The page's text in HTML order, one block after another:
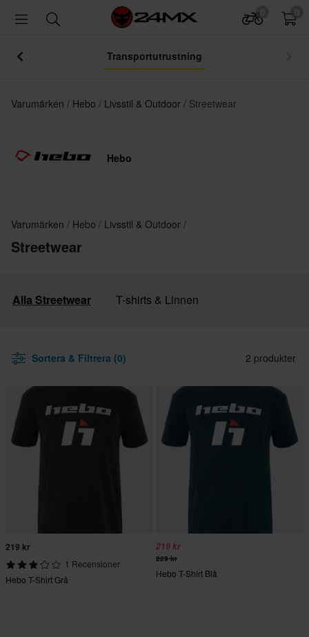
Transportutrustning
Varumärken Hebo Livsstil & Outdoor Streetwear
Hebo
Varumärken Hebo Livsstil & Outdoor
Streetwear
Alla Streetwear T-shirts & Linnen
Sortera & Filtrera (0) 2 produkter
219 kr
1 Recensioner
Hebo T-Shirt Grå
219 kr
229 kr
Hebo T-Shirt Blå